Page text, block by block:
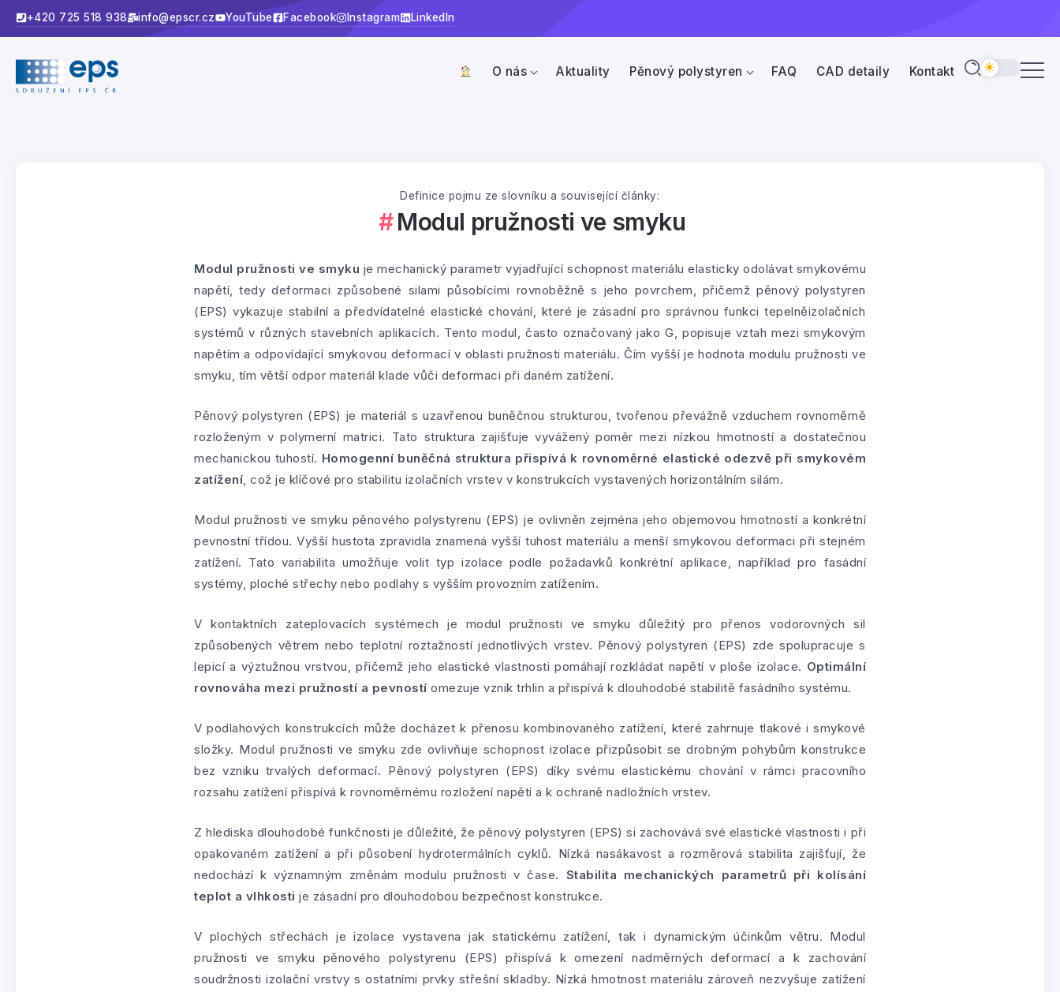
+420 725 518 938 info@epscr.cz YouTube Facebook Instagram LinkedIn
O nás Aktuality Pěnový polystyren FAQ CAD detaily Kontakt
Definice pojmu ze slovníku a související články:
Modul pružnosti ve smyku
Modul pružnosti ve smyku je mechanický parametr vyjadřující schopnost materiálu elasticky odolávat smykovému
napětí, tedy deformaci způsobené silami působícími rovnoběžně s jeho povrchem, přičemž pěnový polystyren
(EPS) vykazuje stabilní a předvídatelné elastické chování, které je zásadní pro správnou funkci tepelněizolačních
systémů v různých stavebních aplikacích. Tento modul, často označovaný jako G, popisuje vztah mezi smykovým
napětím a odpovídající smykovou deformací v oblasti pružnosti materiálu. Čím vyšší je hodnota modulu pružnosti ve
smyku, tím větší odpor materiál klade vůči deformaci při daném zatížení.
Pěnový polystyren (EPS) je materiál s uzavřenou buněčnou strukturou, tvořenou převážně vzduchem rovnoměrně
rozloženým v polymerní matrici. Tato struktura zajišťuje vyvážený poměr mezi nízkou hmotností a dostatečnou
mechanickou tuhostí. Homogenní buněčná struktura přispívá k rovnoměrné elastické odezvě při smykovém
zatížení, což je klíčové pro stabilitu izolačních vrstev v konstrukcích vystavených horizontálním silám.
Modul pružnosti ve smyku pěnového polystyrenu (EPS) je ovlivněn zejména jeho objemovou hmotností a konkrétní
pevnostní třídou. Vyšší hustota zpravidla znamená vyšší tuhost materiálu a menší smykovou deformaci při stejném
zatížení. Tato variabilita umožňuje volit typ izolace podle požadavků konkrétní aplikace, například pro fasádní
systémy, ploché střechy nebo podlahy s vyšším provozním zatížením.
V kontaktních zateplovacích systémech je modul pružnosti ve smyku důležitý pro přenos vodorovných sil
způsobených větrem nebo teplotní roztažností jednotlivých vrstev. Pěnový polystyren (EPS) zde spolupracuje s
lepicí a výztužnou vrstvou, přičemž jeho elastické vlastnosti pomáhají rozkládat napětí v ploše izolace. Optimální
rovnováha mezi pružností a pevností omezuje vznik trhlin a přispívá k dlouhodobé stabilitě fasádního systému.
V podlahových konstrukcích může docházet k přenosu kombinovaného zatížení, které zahrnuje tlakové i smykové
složky. Modul pružnosti ve smyku zde ovlivňuje schopnost izolace přizpůsobit se drobným pohybům konstrukce
bez vzniku trvalých deformací. Pěnový polystyren (EPS) díky svému elastickému chování v rámci pracovního
rozsahu zatížení přispívá k rovnoměrnému rozložení napětí a k ochraně nadložních vrstev.
Z hlediska dlouhodobé funkčnosti je důležité, že pěnový polystyren (EPS) si zachovává své elastické vlastnosti i při
opakovaném zatížení a při působení hydrotermálních cyklů. Nízká nasákavost a rozměrová stabilita zajišťují, že
nedochází k významným změnám modulu pružnosti v čase. Stabilita mechanických parametrů při kolísání
teplot a vlhkosti je zásadní pro dlouhodobou bezpečnost konstrukce.
V plochých střechách je izolace vystavena jak statickému zatížení, tak i dynamickým účinkům větru. Modul
pružnosti ve smyku pěnového polystyrenu (EPS) přispívá k omezení nadměrných deformací a k zachování
soudržnosti izolační vrstvy s ostatními prvky střešní skladby. Nízká hmotnost materiálu zároveň nezvyšuje zatížení